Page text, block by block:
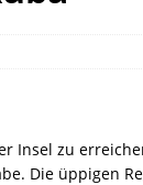
Insel zu
Die üppigen